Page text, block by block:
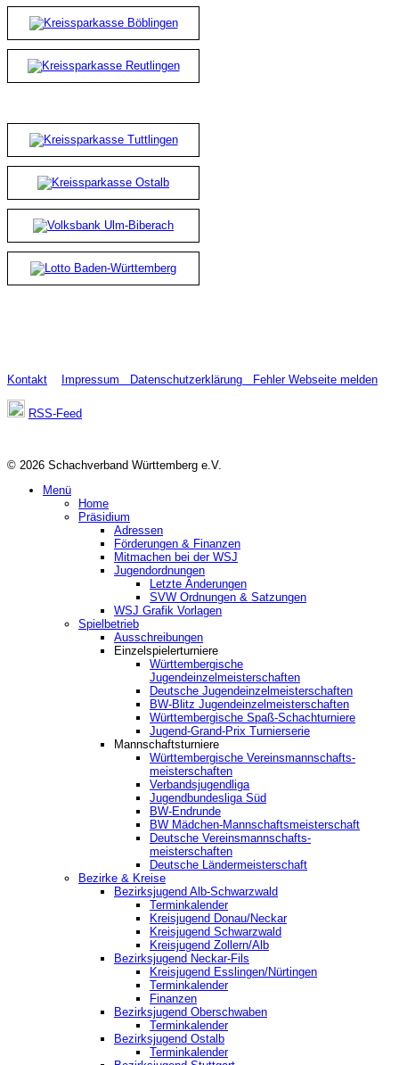
Kontakt Impressum Datenschutzerklärung Fehler Webseite melden
RSS-Feed
© 2026 Schachverband Württemberg e.V.
Menü
Home
Präsidium
Adressen
Förderungen & Finanzen
Mitmachen bei der WSJ
Jugendordnungen
Letzte Änderungen
SVW Ordnungen & Satzungen
WSJ Grafik Vorlagen
Spielbetrieb
Ausschreibungen
Einzelspielerturniere
Württembergische
Jugendeinzelmeisterschaften
Deutsche Jugendeinzelmeisterschaften
BW-Blitz Jugendeinzelmeisterschaften
Württembergische Spaß-Schachturniere
Jugend-Grand-Prix Turnierserie
Mannschaftsturniere
Württembergische Vereinsmannschafts-
meisterschaften
Verbandsjugendliga
Jugendbundesliga Süd
BW-Endrunde
BW Mädchen-Mannschaftsmeisterschaft
Deutsche Vereinsmannschafts-
meisterschaften
Deutsche Ländermeisterschaft
Bezirke & Kreise
Bezirksjugend Alb-Schwarzwald
Terminkalender
Kreisjugend Donau/Neckar
Kreisjugend Schwarzwald
Kreisjugend Zollern/Alb
Bezirksjugend Neckar-Fils
Kreisjugend ‎Esslingen/Nürtingen
Terminkalender
Finanzen
Bezirksjugend Oberschwaben
Terminkalender
Bezirksjugend Ostalb
Terminkalender